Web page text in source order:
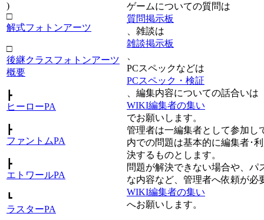
)
□
解式フォトンアーツ
□
後継クラスフォトンアーツ
概要
┣
ヒーローPA
┣
ファントムPA
┣
エトワールPA
┗
ラスターPA
ゲームについての質問は
質問掲示板
、雑談は
雑談掲示板
PCスペックなどは
PCスペック・検証
、編集内容についての話合いは
WIKI編集者の集い
でお願いします。
管理者は一編集者として参加し
内での問題は基本的に編集者･
決するものとします。
問題が解決できない場合や、パ
な内容など、管理者へ依頼が必
WIKI編集者の集い
へお願いします。